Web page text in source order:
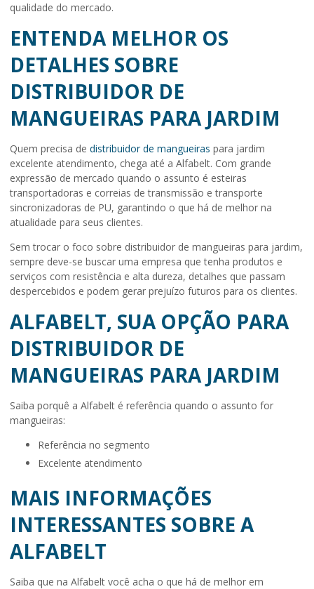
qualidade do mercado.
ENTENDA MELHOR OS
DETALHES SOBRE
DISTRIBUIDOR DE
MANGUEIRAS PARA JARDIM
Quem precisa de distribuidor de mangueiras para jardim
excelente atendimento, chega até a Alfabelt. Com grande
expressão de mercado quando o assunto é esteiras
transportadoras e correias de transmissão e transporte
sincronizadoras de PU, garantindo o que há de melhor na
atualidade para seus clientes.
Sem trocar o foco sobre distribuidor de mangueiras para jardim,
sempre deve-se buscar uma empresa que tenha produtos e
serviços com resistência e alta dureza, detalhes que passam
despercebidos e podem gerar prejuízo futuros para os clientes.
ALFABELT, SUA OPÇÃO PARA
DISTRIBUIDOR DE
MANGUEIRAS PARA JARDIM
Saiba porquê a Alfabelt é referência quando o assunto for
mangueiras:
referência no segmento
excelente atendimento
MAIS INFORMAÇÕES
INTERESSANTES SOBRE A
ALFABELT
Saiba que na Alfabelt você acha o que há de melhor em